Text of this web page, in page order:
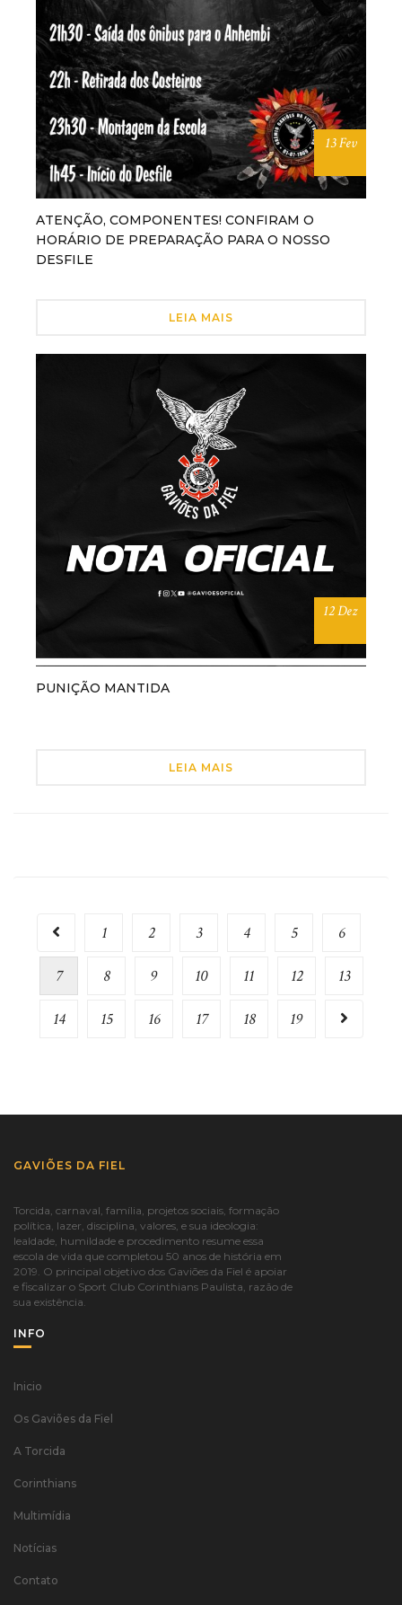
13 Fev
ATENÇÃO, COMPONENTES! CONFIRAM O
HORÁRIO DE PREPARAÇÃO PARA O NOSSO
DESFILE
LEIA MAIS
12 Dez
PUNIÇÃO MANTIDA
LEIA MAIS
1 2 3 4 5 6
7 8 9 10 11 12 13
14 15 16 17 18 19
GAVIÕES DA FIEL
Torcida, carnaval, família, projetos sociais, formação
política, lazer, disciplina, valores, e sua ideologia:
lealdade, humildade e procedimento resume essa
escola de vida que completou 50 anos de história em
2019. O principal objetivo dos Gaviões da Fiel é apoiar
e fiscalizar o Sport Club Corinthians Paulista, razão de
sua existência.
INFO
Inicio
Os Gaviões da Fiel
A Torcida
Corinthians
Multimídia
Notícias
Contato